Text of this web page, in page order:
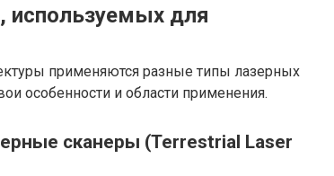
используемых для
применяются разные типы лазерных
особенности и области применения.
сканеры (Terrestrial Laser